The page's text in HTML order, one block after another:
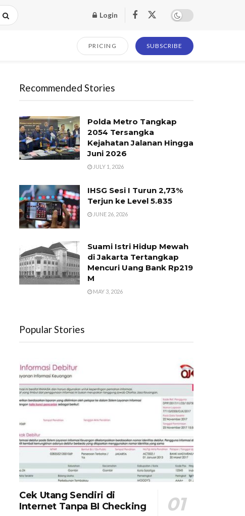
Login
PRICING SUBSCRIBE
Recommended Stories
Polda Metro Tangkap
2054 Tersangka
Kejahatan Jalanan Hingga
Juni 2026
JULY 1, 2026
IHSG Sesi I Turun 2,73%
Terjun ke Level 5.835
JUNE 26, 2026
Suami Istri Hidup Mewah
di Jakarta Tertangkap
Mencuri Uang Bank Rp219
M
MAY 3, 2026
Popular Stories
Cek Utang Sendiri di
Internet Tanpa BI Checking